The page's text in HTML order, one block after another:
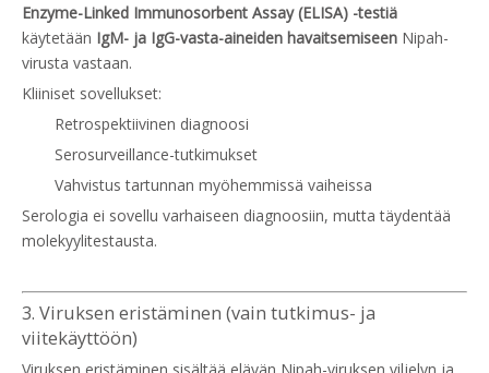
Enzyme-Linked Immunosorbent Assay (ELISA) -testiä
käytetään IgM- ja IgG-vasta-aineiden havaitsemiseen Nipah-
virusta vastaan.
Kliiniset sovellukset:
Retrospektiivinen diagnoosi
Serosurveillance-tutkimukset
Vahvistus tartunnan myöhemmissä vaiheissa
Serologia ei sovellu varhaiseen diagnoosiin, mutta täydentää
molekyylitestausta.
3. Viruksen eristäminen (vain tutkimus- ja
viitekäyttöön)